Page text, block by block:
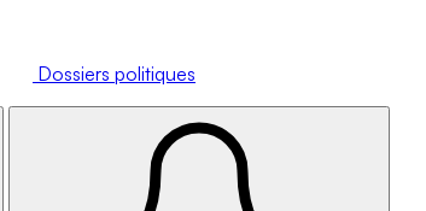
Dossiers politiques